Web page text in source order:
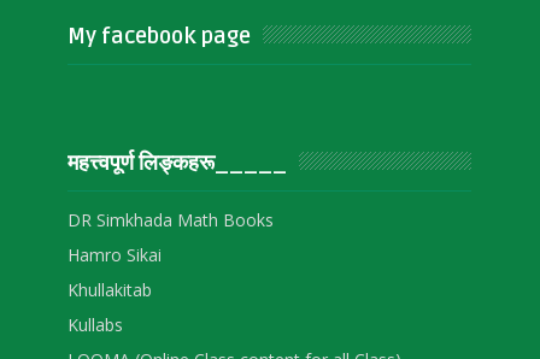
My facebook page
महत्त्वपूर्ण लिङ्‍कहरू_____
DR Simkhada Math Books
Hamro Sikai
Khullakitab
Kullabs